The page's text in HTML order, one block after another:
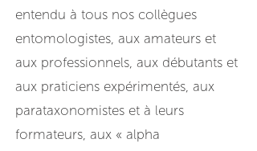
entendu à tous nos collègues
entomologistes, aux amateurs et
aux professionnels, aux débutants et
aux praticiens expérimentés, aux
parataxonomistes et à leurs
formateurs, aux « alpha